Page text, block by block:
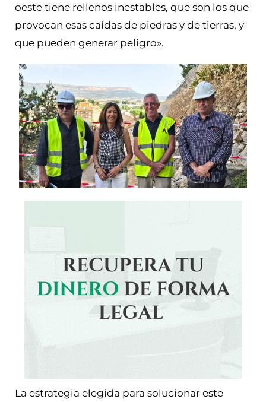
oeste tiene rellenos inestables, que son los que
provocan esas caídas de piedras y de tierras, y
que pueden generar peligro».
La estrategia elegida para solucionar este